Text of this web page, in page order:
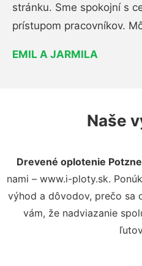
stránku. Sme spokojní s
prístupom pracovníkov.
EMIL A JARMILA
Naše
Drevené oplotenie
nami – www.i-ploty.sk.
výhod a dôvodov, prečo sa
vám, že nadviazanie